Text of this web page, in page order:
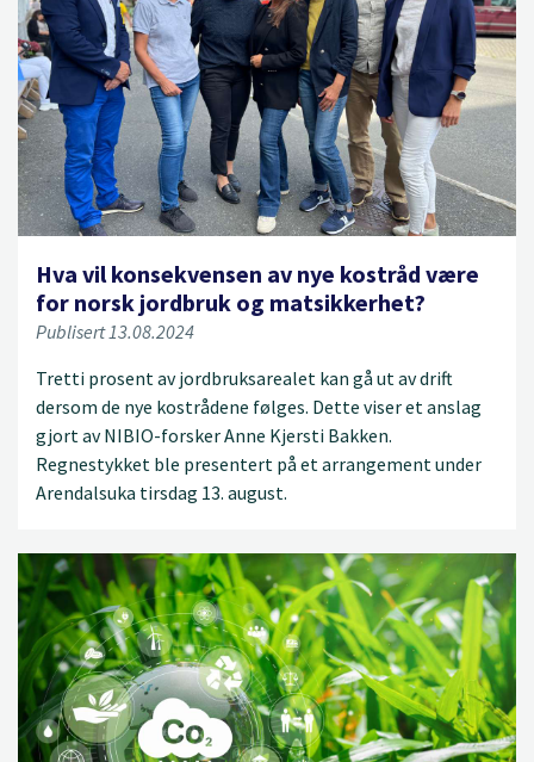
Hva vil konsekvensen av nye kostråd være
for norsk jordbruk og matsikkerhet?
Publisert 13.08.2024
Tretti prosent av jordbruksarealet kan gå ut av drift
dersom de nye kostrådene følges. Dette viser et anslag
gjort av NIBIO-forsker Anne Kjersti Bakken.
Regnestykket ble presentert på et arrangement under
Arendalsuka tirsdag 13. august.